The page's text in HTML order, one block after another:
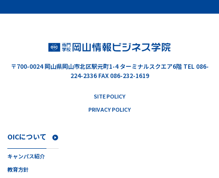
〒700-0024岡山県岡山市北区駅元町1-4 ターミナルスクエア6階TEL 086-
224-2336 FAX 086-232-1619
SITE POLICY
PRIVACY POLICY
OICについて
キャンパス紹介
教育方針